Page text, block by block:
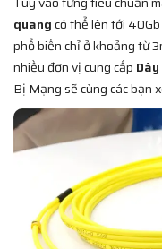
quangcó thể lên tới
phổ biến chỉ ở khoảng từ
nhiều đơn vị cung cấp
Bị Mạng sẽ cùng các bạn